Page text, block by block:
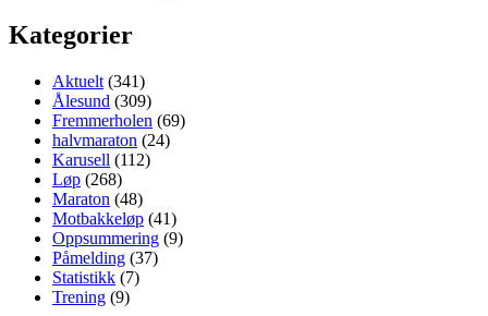
Kategorier
Aktuelt (341)
Ålesund (309)
Fremmerholen (69)
halvmaraton (24)
Karusell (112)
Løp (268)
Maraton (48)
Motbakkeløp (41)
Oppsummering (9)
Påmelding (37)
Statistikk (7)
Trening (9)